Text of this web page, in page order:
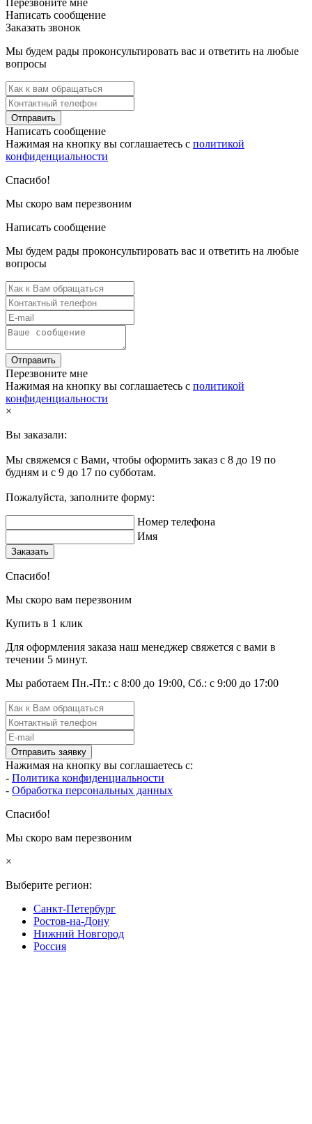
Перезвоните мне
Написать сообщение
Заказать звонок
Мы будем рады проконсультировать вас и ответить на любые
вопросы
Отправить
Написать сообщение
Нажимая на кнопку вы соглашаетесь с политикой
конфиденциальности
Спасибо!
Мы скоро вам перезвоним
Написать сообщение
Мы будем рады проконсультировать вас и ответить на любые
вопросы
Отправить
Перезвоните мне
Нажимая на кнопку вы соглашаетесь с политикой
конфиденциальности
×
Вы заказали:
Мы свяжемся с Вами, чтобы оформить заказ с 8 до 19 по
будням и с 9 до 17 по субботам.
Пожалуйста, заполните форму:
Номер телефона
Имя
Заказать
Спасибо!
Мы скоро вам перезвоним
Купить в 1 клик
Для оформления заказа наш менеджер свяжется с вами в
течении 5 минут.
Мы работаем Пн.-Пт.: с 8:00 до 19:00, Сб.: с 9:00 до 17:00
Отправить заявку
Нажимая на кнопку вы соглашаетесь с:
- Политика конфиденциальности
- Обработка персональных данных
Спасибо!
Мы скоро вам перезвоним
×
Выберите регион:
Санкт-Петербург
Ростов-на-Дону
Нижний Новгород
Россия